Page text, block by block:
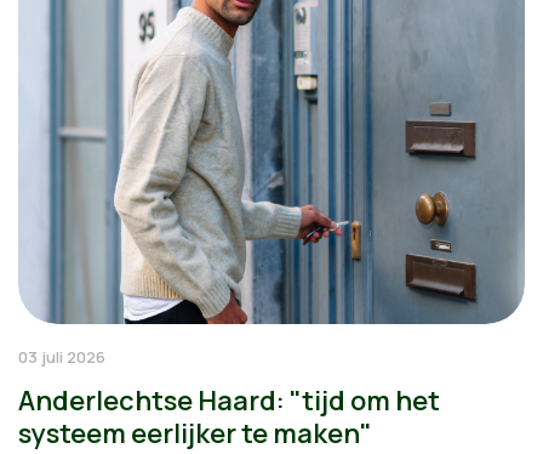
03 juli 2026
Anderlechtse Haard: "tijd om het
systeem eerlijker te maken"